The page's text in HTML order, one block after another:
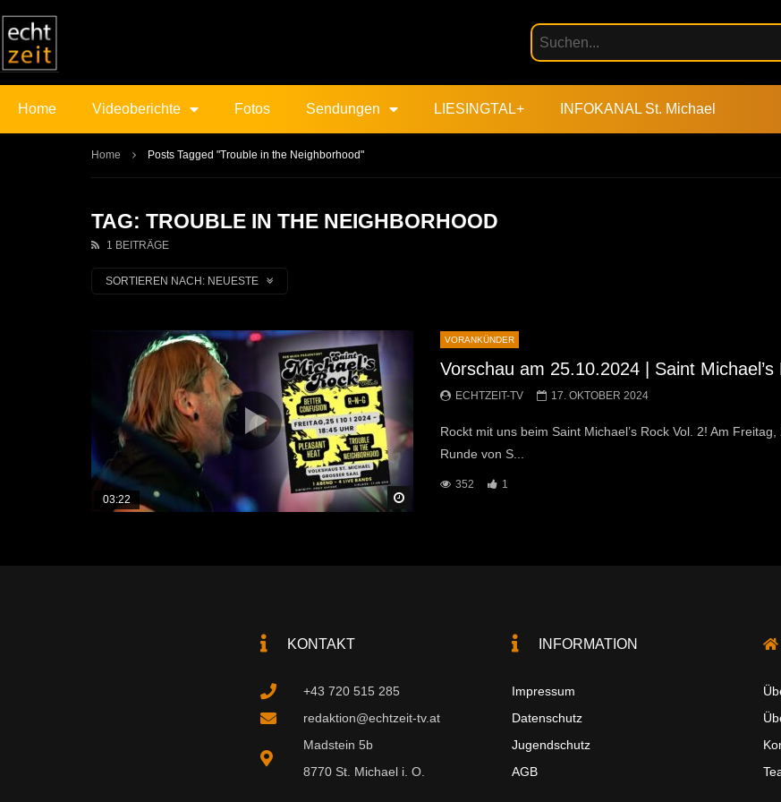
Home Videoberichte Fotos Sendungen LIESINGTAL+ INFOKANAL St. Michael
Home Posts Tagged "Trouble in the Neighborhood"
TAG: TROUBLE IN THE NEIGHBORHOOD
1 BEITRÄGE
SORTIEREN NACH: NEUESTE
03:22
VORANKÜNDER
Vorschau am 25.10.2024 | Saint
ECHTZEIT-TV 17. OKTOBER 2024
Rockt mit uns beim Saint Michael’s Rock Vol. 2! Am
Runde von S...
352 1
KONTAKT
+43 720 515 285
redaktion@echtzeit-tv.at
Madstein 5b
8770 St. Michael i. O.
INFORMATION
Impressum
Datenschutz
Jugendschutz
AGB